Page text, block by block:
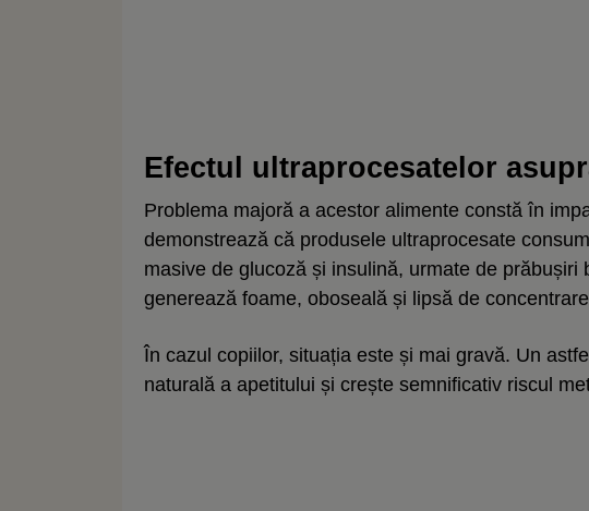
Efectul ultraprocesatelor
Problema majoră a acestor alimente constă în
demonstrează că produsele ultraprocesate
masive de glucoză și insulină, urmate de prăbușiri
generează foame, oboseală și lipsă de
În cazul copiilor, situația este și mai gravă. Un
naturală a apetitului și crește semnificativ riscul